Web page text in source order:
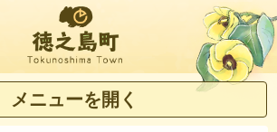
徳之島町
メニューを開く